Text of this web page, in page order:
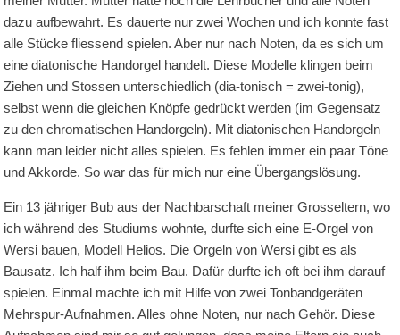
dazu aufbewahrt. Es dauerte nur zwei Wochen und ich konnte fast
alle Stücke fliessend spielen. Aber nur nach Noten, da es sich um
eine diatonische Handorgel handelt. Diese Modelle klingen beim
Ziehen und Stossen unterschiedlich (dia-tonisch = zwei-tonig),
selbst wenn die gleichen Knöpfe gedrückt werden (im Gegensatz
zu den chromatischen Handorgeln). Mit diatonischen Handorgeln
kann man leider nicht alles spielen. Es fehlen immer ein paar Töne
und Akkorde. So war das für mich nur eine Übergangslösung.
Ein 13 jähriger Bub aus der Nachbarschaft meiner Grosseltern, wo
ich während des Studiums wohnte, durfte sich eine E-Orgel von
Wersi bauen, Modell Helios. Die Orgeln von Wersi gibt es als
Bausatz. Ich half ihm beim Bau. Dafür durfte ich oft bei ihm darauf
spielen. Einmal machte ich mit Hilfe von zwei Tonbandgeräten
Mehrspur-Aufnahmen. Alles ohne Noten, nur nach Gehör. Diese